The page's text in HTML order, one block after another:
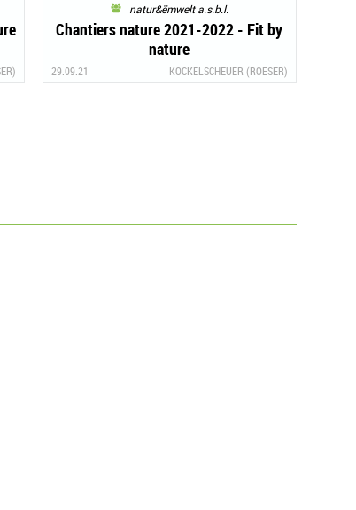
natur&ëmwelt a.s.b.l.
Chantiers nature 2021-2022 - Fit by
nature
29.09.21 KOCKELSCHEUER (ROESER)